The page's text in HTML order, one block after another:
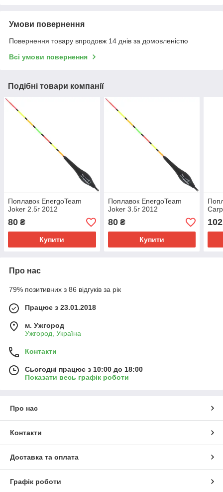
Умови повернення
Повернення товару впродовж 14 днів за домовленістю
Всі умови повернення
Подібні товари компанії
Поплавок EnergoTeam
Joker 2.5г 2012
80 ₴
Купити
Поплавок EnergoTeam
Joker 3.5г 2012
80₴
Купити
102
Про нас
79% позитивних з 86 відгуків за рік
Працює з 23.01.2018
м. Ужгород
Ужгород, Україна
Контакти
Сьогодні працює з 10:00 до 18:00
Показати весь графік роботи
Про нас
Контакти
Доставка та оплата
Графік роботи